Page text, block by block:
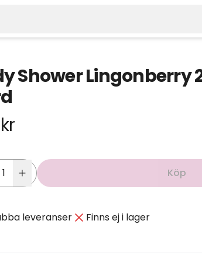
Shower Lingonberry
Köp
leveranser Finns ej i lager